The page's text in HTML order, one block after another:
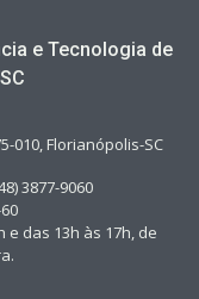
e Tecnologia de
010, Florianópolis-SC
3877-9060
das 13h às 17h, de